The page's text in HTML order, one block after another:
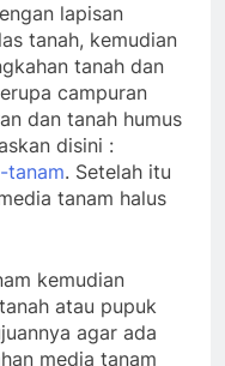
lapisan
tanah, kemudian
tanah dan
campuran
dan tanah humus
disini :
tanam. Setelah itu
tanam halus
kemudian
atau pupuk
agar ada
media tanam